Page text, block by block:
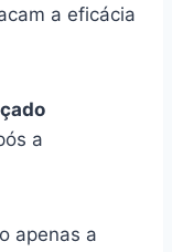
a eficácia
a
apenas a